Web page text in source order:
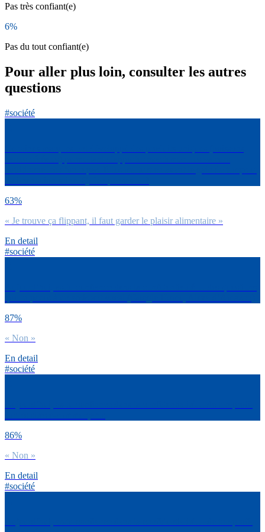
Pas très confiant(e)
6%
Pas du tout confiant(e)
Pour aller plus loin, consulter les autres
questions
#société
63%
« Je trouve ça flippant, il faut garder le plaisir alimentaire »
En detail
#société
87%
« Non »
En detail
#société
86%
« Non »
En detail
#société